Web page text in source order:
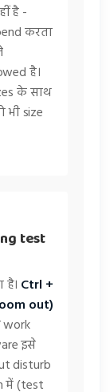
है -
करता
है।
के साथ
भी size
test
Ctrl +
out)
इसे
disturb
में (test